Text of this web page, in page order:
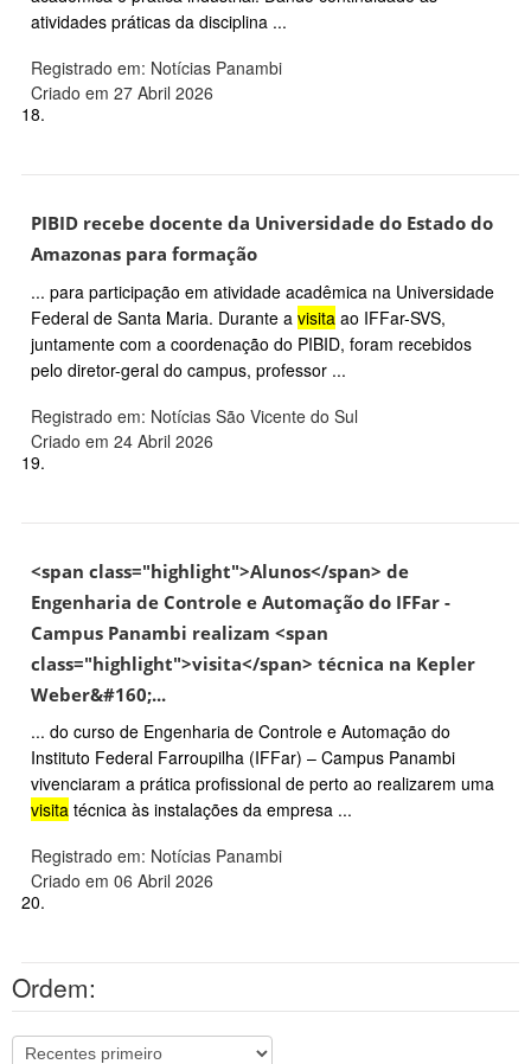
atividades práticas da disciplina ...
Registrado em: Notícias Panambi
Criado em 27 Abril 2026
18.
PIBID recebe docente da Universidade do Estado do
Amazonas para formação
... para participação em atividade acadêmica na Universidade
Federal de Santa Maria. Durante a visita ao IFFar-SVS,
juntamente com a coordenação do PIBID, foram recebidos
pelo diretor-geral do campus, professor ...
Registrado em: Notícias São Vicente do Sul
Criado em 24 Abril 2026
19.
<span class="highlight">Alunos</span> de
Engenharia de Controle e Automação do IFFar -
Campus Panambi realizam <span
class="highlight">visita</span> técnica na Kepler
Weber&#160;...
... do curso de Engenharia de Controle e Automação do
Instituto Federal Farroupilha (IFFar) – Campus Panambi
vivenciaram a prática profissional de perto ao realizarem uma
visita técnica às instalações da empresa ...
Registrado em: Notícias Panambi
Criado em 06 Abril 2026
20.
Ordem: